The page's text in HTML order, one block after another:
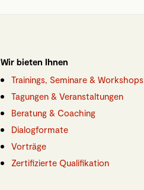
Wir bieten Ihnen
Trainings, Seminare & Workshops
Tagungen & Veranstaltungen
Beratung & Coaching
Dialogformate
Vorträge
Zertifizierte Qualifikation